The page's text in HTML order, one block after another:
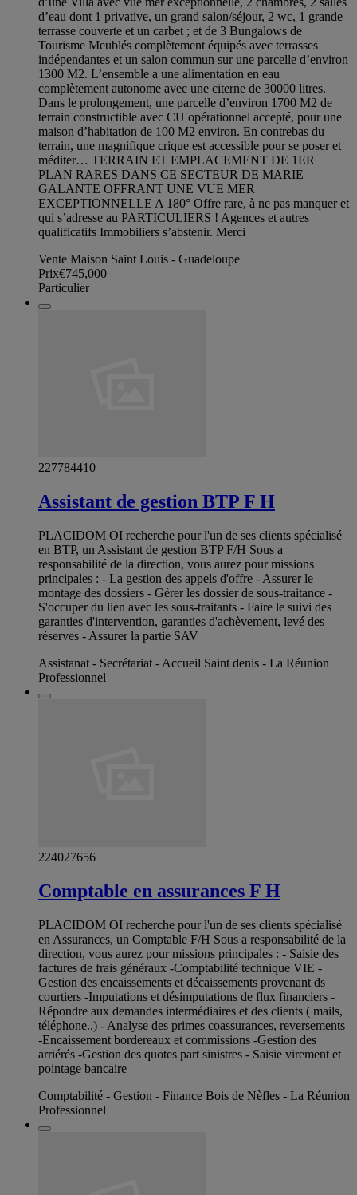
d’eau dont 1 privative, un grand salon/séjour, 2 wc, 1 grande
terrasse couverte et un carbet ; et de 3 Bungalows de
Tourisme Meublés complètement équipés avec terrasses
indépendantes et un salon commun sur une parcelle d’environ
1300 M2. L’ensemble a une alimentation en eau
complètement autonome avec une citerne de 30000 litres.
Dans le prolongement, une parcelle d’environ 1700 M2 de
terrain constructible avec CU opérationnel accepté, pour une
maison d’habitation de 100 M2 environ. En contrebas du
terrain, une magnifique crique est accessible pour se poser et
méditer… TERRAIN ET EMPLACEMENT DE 1ER
PLAN RARES DANS CE SECTEUR DE MARIE
GALANTE OFFRANT UNE VUE MER
EXCEPTIONNELLE A 180° Offre rare, à ne pas manquer et
qui s’adresse au PARTICULIERS ! Agences et autres
qualificatifs Immobiliers s’abstenir. Merci
Vente Maison Saint Louis - Guadeloupe
Prix€745,000
Particulier
227784410
Assistant de gestion BTP F H
PLACIDOM OI recherche pour l'un de ses clients spécialisé
en BTP, un Assistant de gestion BTP F/H Sous a
responsabilité de la direction, vous aurez pour missions
principales : - La gestion des appels d'offre - Assurer le
montage des dossiers - Gérer les dossier de sous-traitance -
S'occuper du lien avec les sous-traitants - Faire le suivi des
garanties d'intervention, garanties d'achèvement, levé des
réserves - Assurer la partie SAV
Assistanat - Secrétariat - Accueil Saint denis - La Réunion
Professionnel
224027656
Comptable en assurances F H
PLACIDOM OI recherche pour l'un de ses clients spécialisé
en Assurances, un Comptable F/H Sous a responsabilité de la
direction, vous aurez pour missions principales : - Saisie des
factures de frais généraux -Comptabilité technique VIE -
Gestion des encaissements et décaissements provenant ds
courtiers -Imputations et désimputations de flux financiers -
Répondre aux demandes intermédiaires et des clients ( mails,
téléphone..) - Analyse des primes coassurances, reversements
-Encaissement bordereaux et commissions -Gestion des
arriérés -Gestion des quotes part sinistres - Saisie virement et
pointage bancaire
Comptabilité - Gestion - Finance Bois de Nèfles - La Réunion
Professionnel